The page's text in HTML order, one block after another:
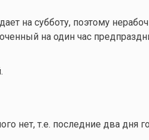
на субботу, поэтому
на один час
нет, т.е. последние два дня